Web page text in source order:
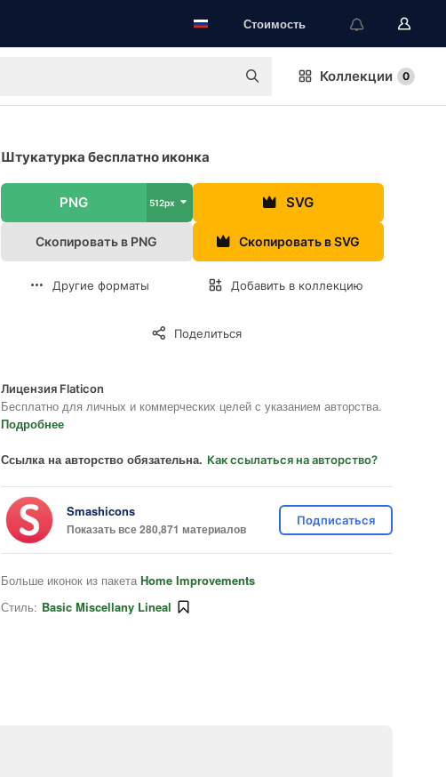
Стоимость
Коллекции 0
Штукатурка бесплатно иконка
PNG 512px SVG
Скопировать в PNG Скопировать в SVG
Другие форматы Добавить в коллекцию
Поделиться
Лицензия Flaticon
Бесплатно для личных и коммерческих целей с указанием авторства.
Подробнее
Ссылка на авторство обязательна. Как ссылаться на авторство?
Smashicons
Показать все 280,871 материалов
Подписаться
Больше иконок из пакета Home Improvements
Стиль: Basic Miscellany Lineal